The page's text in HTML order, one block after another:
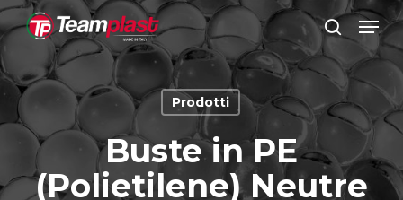
Vai
al
contenuto
principale
ricerca
Prodotti
Buste in PE
(Polietilene) Neutre
Chiudi
menu